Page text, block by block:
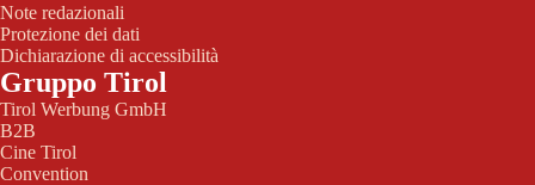
Note redazionali
Protezione dei dati
Dichiarazione di accessibilità
Gruppo Tirol
Tirol Werbung GmbH
B2B
Cine Tirol
Convention